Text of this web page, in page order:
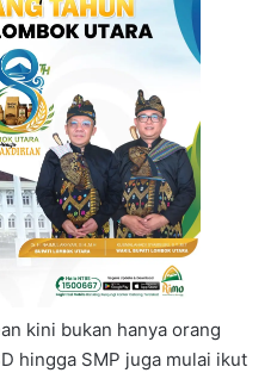
kini bukan hanya orang
hingga SMP juga mulai ikut